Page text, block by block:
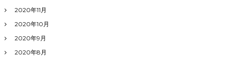
2020年11月
2020年10月
2020年9月
2020年8月